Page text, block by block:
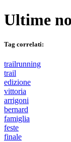
Ultime
Tag correlati:
trailrunning
trail
edizione
vittoria
arrigoni
bernard
famiglia
feste
finale